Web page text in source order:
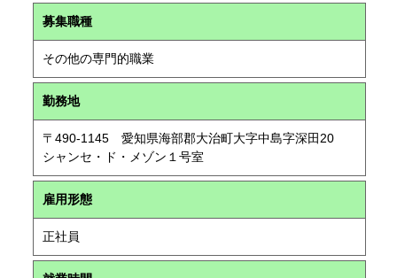
募集職種
その他の専門的職業
勤務地
〒490-1145 愛知県海部郡大治町大字中島字深田20
シャンセ・ド・メゾン１号室
雇用形態
正社員